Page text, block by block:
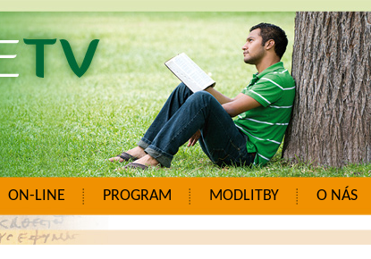
ON-LINE PROGRAM MODLITBY O NÁS